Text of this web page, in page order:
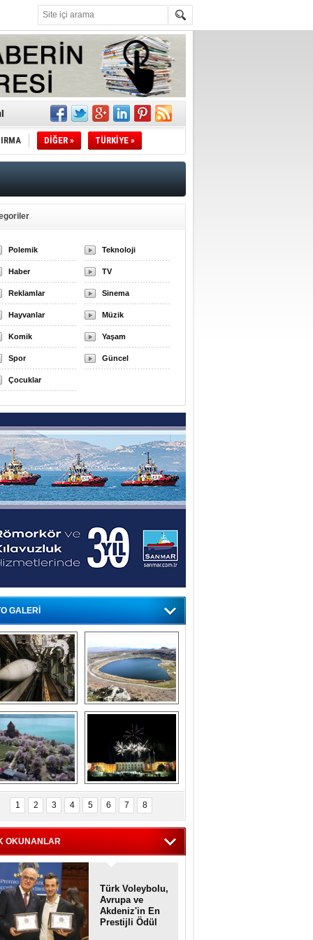
DİĞER » TÜRKİYE »
Polemik Teknoloji
Haber TV
Reklamlar Sinema
Hayvanlar Müzik
Komik Yaşam
Spor Güncel
Çocuklar
GALERİ
Askeri gemi
terk
gemilerin
etkileyici
görüntüleri
Kapadokya'nın
ilkbaharda bir başka
güzel
kalan
Akdamar Adası
çiçekleri ile
bir güzellik
Haftanın
fotoğrafları
1 2 3 4 5 6 7 8
OKUNANLAR
Türk Voleybolu,
Avrupa ve
Akdeniz'in En
Prestijli Ödül